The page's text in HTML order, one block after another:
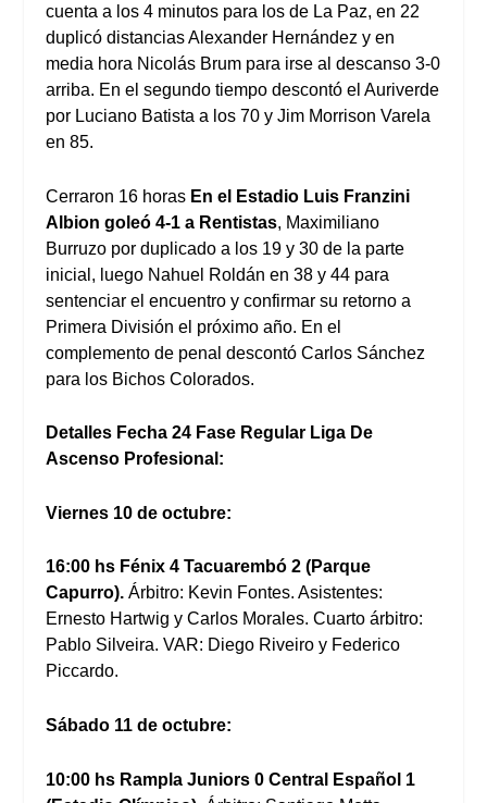
cuenta a los 4 minutos para los de La Paz, en 22
duplicó distancias Alexander Hernández y en
media hora Nicolás Brum para irse al descanso 3-0
arriba. En el segundo tiempo descontó el Auriverde
por Luciano Batista a los 70 y Jim Morrison Varela
en 85.
Cerraron 16 horas En el Estadio Luis Franzini
Albion goleó 4-1 a Rentistas, Maximiliano
Burruzo por duplicado a los 19 y 30 de la parte
inicial, luego Nahuel Roldán en 38 y 44 para
sentenciar el encuentro y confirmar su retorno a
Primera División el próximo año. En el
complemento de penal descontó Carlos Sánchez
para los Bichos Colorados.
Detalles Fecha 24 Fase Regular Liga De
Ascenso Profesional:
Viernes 10 de octubre:
16:00 hs Fénix 4 Tacuarembó 2 (Parque
Capurro).Árbitro: Kevin Fontes. Asistentes:
Ernesto Hartwig y Carlos Morales. Cuarto árbitro:
Pablo Silveira. VAR: Diego Riveiro y Federico
Piccardo.
Sábado 11 de octubre:
10:00 hs Rampla Juniors 0 Central Español 1